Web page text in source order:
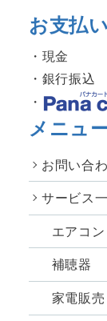
お支払
現金
銀行振込
メニュ
お問い合
サービス
エアコン
補聴器
家電販売